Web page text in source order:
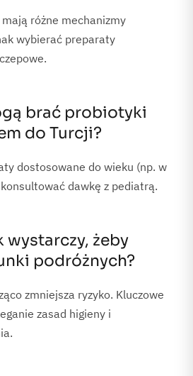
różne mechanizmy
wybierać preparaty
brać probiotyki
do Turcji?
dostosowane do wieku (np. w
dawkę z pediatrą.
żeby
podróżnych?
zmniejsza ryzyko. Kluczowe
zasad higieny i